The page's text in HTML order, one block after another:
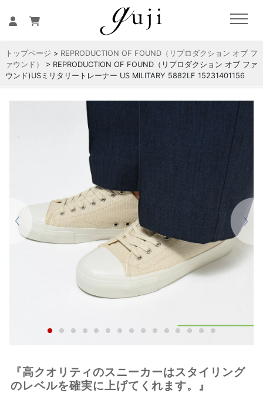
トップページ > REPRODUCTION OF FOUND（リプロダクション オブ フ
ァウンド）
> REPRODUCTION OF FOUND（リプロダクション オブ ファ
ウンド)USミリタリートレーナー US MILITARY 5882LF 15231401156
『高クオリティのスニーカーはスタイリング
のレベルを確実に上げてくれます。』